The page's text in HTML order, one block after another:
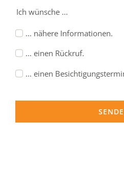
Ich wünsche ...
... nähere Informationen.
... einen Rückruf.
... einen